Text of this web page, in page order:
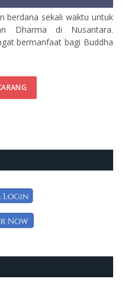
berdana sekali waktu untuk
Dharma di Nusantara.
bermanfaat bagi Buddha